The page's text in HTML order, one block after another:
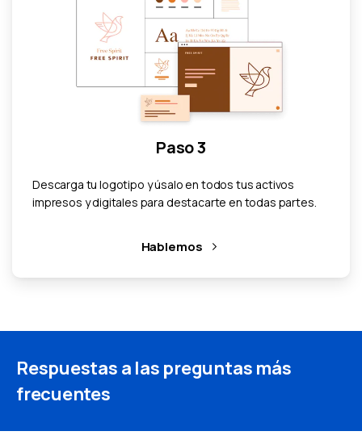
Paso 3
Descarga tu logotipo y úsalo en todos tus activos
impresos y digitales para destacarte en todas partes.
Hablemos
Respuestas a las preguntas más
frecuentes